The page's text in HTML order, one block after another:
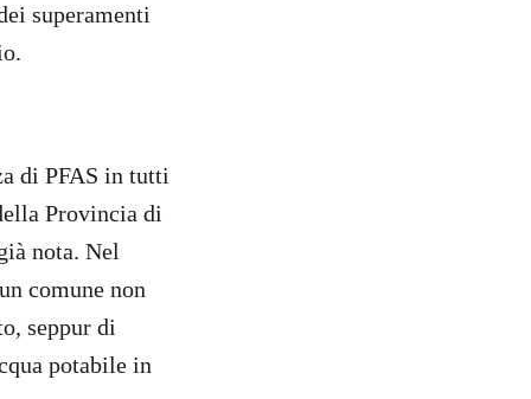
superamenti
di PFAS in tutti
Provincia di
nota. Nel
comune non
seppur di
potabile in